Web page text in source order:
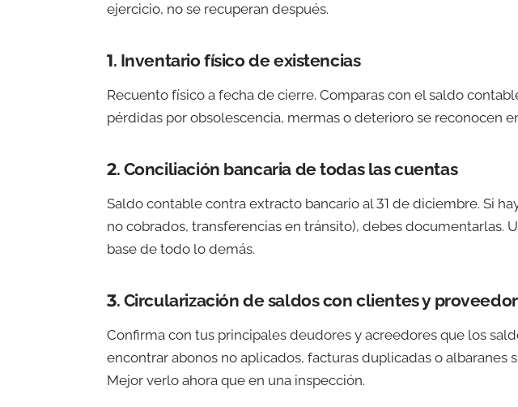
ejercicio, no se recuperan después.
1. Inventario físico de existencias
Recuento físico a fecha de cierre. Comparas con el saldo
pérdidas por obsolescencia, mermas o deterioro se reconocen
2. Conciliación bancaria de todas las cuentas
Saldo contable contra extracto bancario al 31 de diciembre. Si
no cobrados, transferencias en tránsito), debes documentarlas.
base de todo lo demás.
3. Circularización de saldos con clientes y
Confirma con tus principales deudores y acreedores que los
encontrar abonos no aplicados, facturas duplicadas o albaranes
Mejor verlo ahora que en una inspección.